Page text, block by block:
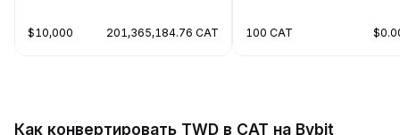
$10,000 201,365,184.76 CAT 100 CAT
Как конвертировать TWD в CAT на Bybit